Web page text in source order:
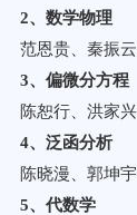
2、数学物理
范恩贵、秦振
3、偏微分方程
陈恕行、洪家
4、泛函分析
陈晓漫、郭坤
5、代数学